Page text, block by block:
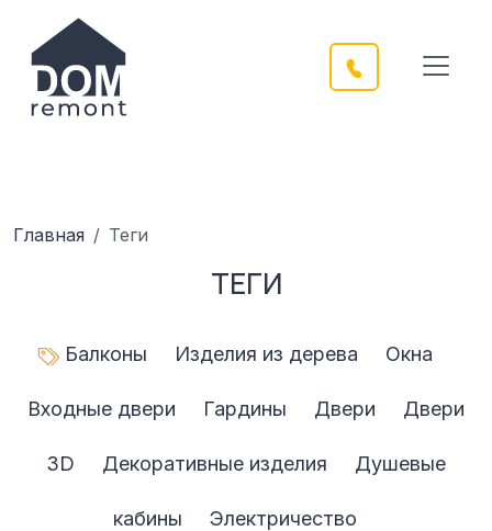
Главная Теги
ТЕГИ
Балконы Изделия из дерева Окна
Входные двери Гардины Двери Двери
3D Декоративные изделия Душевые
кабины Электричество